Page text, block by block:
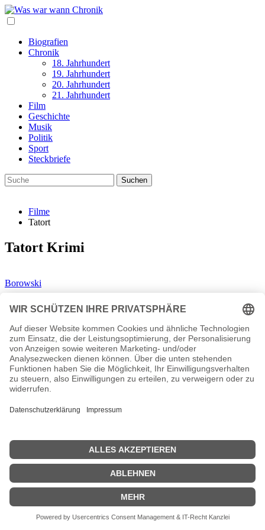
Biografien
Chronik
18. Jahrhundert
19. Jahrhundert
20. Jahrhundert
21. Jahrhundert
Film
Geschichte
Musik
Politik
Sport
Steckbriefe
Filme
Tatort
Tatort Krimi
Borowski
Ballauf Schenk
Thiel Boerne
Flemming
Schimanski
Biografien Tatort Kommissare
Startseite 1800 | 1900 |2000|